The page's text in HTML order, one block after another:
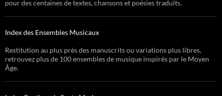
pour des centaines de textes, chansons et poésies traduits.
Index des Ensembles Musicaux
Restitution au plus près des manuscrits ou variations plus libres,
retrouvez plus de 100 ensembles de musique inspirés par le Moyen
Âge.